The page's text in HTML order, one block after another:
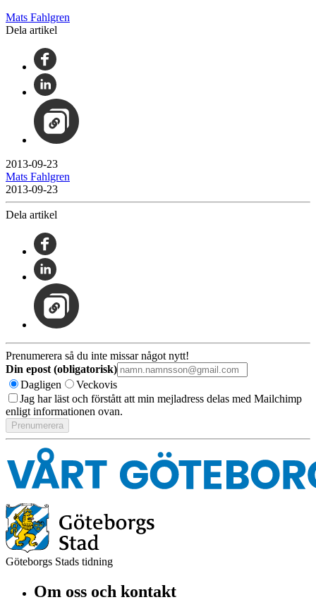
Mats Fahlgren
Dela artikel
2013-09-23
Mats Fahlgren
2013-09-23
Dela artikel
Prenumerera så du inte missar något nytt!
Din epost (obligatorisk)
Dagligen
Veckovis
Jag har läst och förstått att min mejladress delas med Mailchimp
enligt informationen ovan.
Göteborgs Stads tidning
Om oss och kontakt